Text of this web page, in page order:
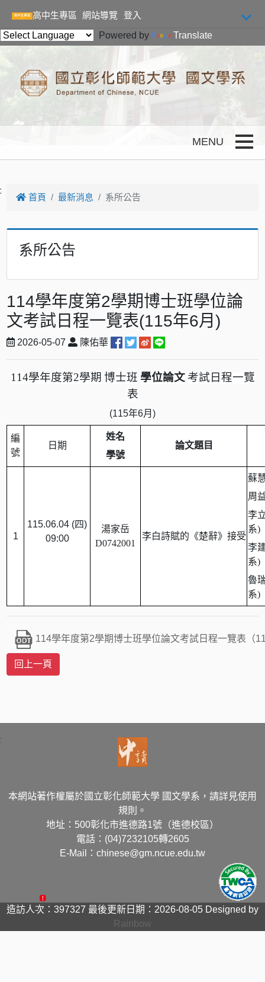
高中生專區
網站導覽
登入
Powered by
Translate
首頁 最新消息 系所公告
系所公告
114學年度第2學期博士班學位論
文考試日程一覽表(115年6月)
2026-05-07 陳佑華
114學年度第2學期 博士班 學位論文 考試日程一覽
表
(115年6月 )
編
號
日期
姓名
學號
論文題目
1
115.06.04 (四)
09:00
湯家岳
D0742001
李白詩賦的《楚辭》接受
蘇
周
李
系)
李
系)
魯
系)
114學年度第2學期博士班學位論文考試日程一覽表（
本網站著作權屬於國立彰化師範大學 國文學系，請詳見使用
規則。
地址：500彰化市進德路1號（進德校區）
電話：(04)7232105轉2605
E-Mail：chinese@gm.ncue.edu.tw
造訪人次：397327 最後更新日期：2026-08-05 Designed by
Rainbow